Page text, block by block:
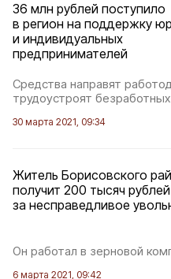
36 млн рублей поступило
в регион на поддержку
и индивидуальных
предпринимателей
Средства направят
трудоустроят
30 марта 2021, 09:34
Житель Борисовского
получит 200 тысяч рублей
за несправедливое
Он работал в зерновой
6 марта 2021, 09:42